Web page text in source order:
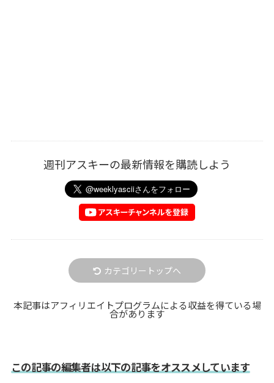
週刊アスキーの最新情報を購読しよう
カテゴリートップへ
本記事はアフィリエイトプログラムによる収益を得ている場
合があります
この記事の編集者は以下の記事をオススメしています